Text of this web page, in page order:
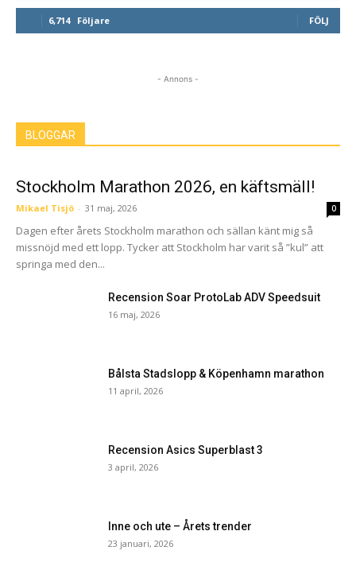
6,714 Följare FÖLJ
- Annons -
BLOGGAR
Stockholm Marathon 2026, en käftsmäll!
Mikael Tisjö - 31 maj, 2026 0
Dagen efter årets Stockholm marathon och sällan känt mig så
missnöjd med ett lopp. Tycker att Stockholm har varit så ”kul” att
springa med den...
Recension Soar ProtoLab ADV Speedsuit
16 maj, 2026
Bålsta Stadslopp & Köpenhamn marathon
11 april, 2026
Recension Asics Superblast 3
3 april, 2026
Inne och ute – Årets trender
23 januari, 2026